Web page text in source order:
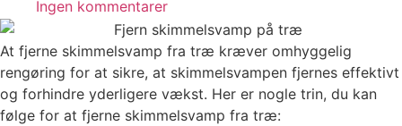
Ingen kommentarer
At fjerne skimmelsvamp fra træ kræver omhyggelig
rengøring for at sikre, at skimmelsvampen fjernes effektivt
og forhindre yderligere vækst. Her er nogle trin, du kan
følge for at fjerne skimmelsvamp fra træ: